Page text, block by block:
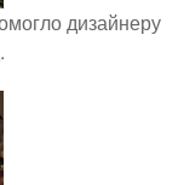
дизайнеру